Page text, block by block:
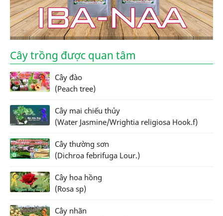
Cây trồng được quan tâm
Cây đào
(Peach tree)
Cây mai chiếu thủy
(Water Jasmine/Wrightia religiosa Hook.f)
Cây thường sơn
(Dichroa febrifuga Lour.)
Cây hoa hồng
(Rosa sp)
Cây nhãn